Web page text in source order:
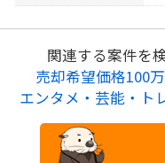
関連する案件を
売却希望価格100
エンタメ・芸能・ト